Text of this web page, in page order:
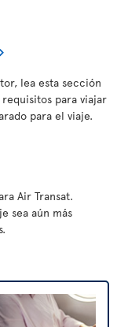
lea esta sección
para viajar
para el viaje.
Air Transat.
sea aún más